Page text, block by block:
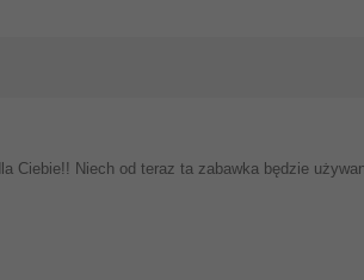
Ciebie!! Niech od teraz ta zabawka będzie